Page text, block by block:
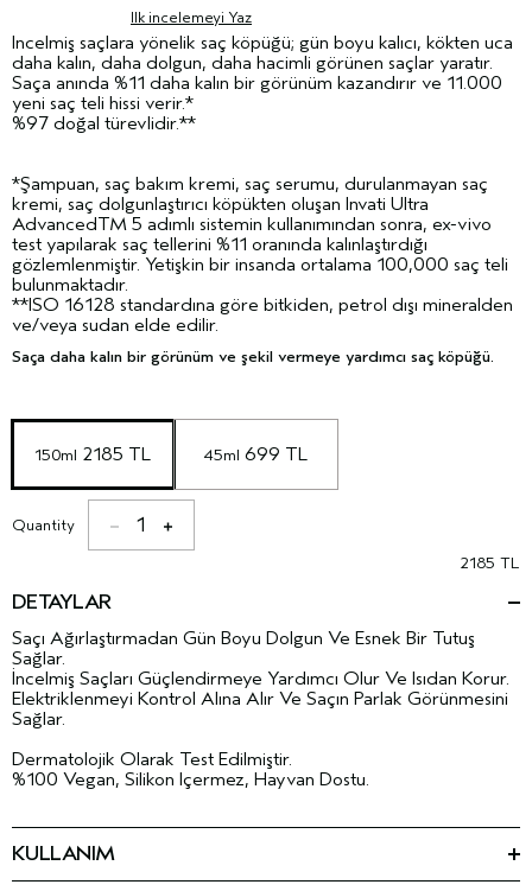
Ilk incelemeyi Yaz
İncelmiş saçlara yönelik saç köpüğü; gün boyu kalıcı, kökten uca
daha kalın, daha dolgun, daha hacimli görünen saçlar yaratır.
Saça anında %11 daha kalın bir görünüm kazandırır ve 11.000
yeni saç teli hissi verir.*
%97 doğal türevlidir.**
*Şampuan, saç bakım kremi, saç serumu, durulanmayan saç
kremi, saç dolgunlaştırıcı köpükten oluşan Invati Ultra
AdvancedTM 5 adımlı sistemin kullanımından sonra, ex-vivo
test yapılarak saç tellerini %11 oranında kalınlaştırdığı
gözlemlenmiştir. Yetişkin bir insanda ortalama 100,000 saç teli
bulunmaktadır.
**ISO 16128 standardına göre bitkiden, petrol dışı mineralden
ve/veya sudan elde edilir.
Saça daha kalın bir görünüm ve şekil vermeye yardımcı saç köpüğü.
150ml 2185 TL 45ml 699 TL
Quantity 1
2185 TL
DETAYLAR
Saçı Ağırlaştırmadan Gün Boyu Dolgun Ve Esnek Bir Tutuş
Sağlar.
İncelmiş Saçları Güçlendirmeye Yardımcı Olur Ve Isıdan Korur.
Elektriklenmeyi Kontrol Alına Alır Ve Saçın Parlak Görünmesini
Sağlar.
Dermatolojik Olarak Test Edilmiştir.
%100 Vegan, Silikon Içermez, Hayvan Dostu.
KULLANIM